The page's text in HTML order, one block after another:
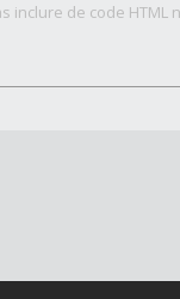
de code HTML